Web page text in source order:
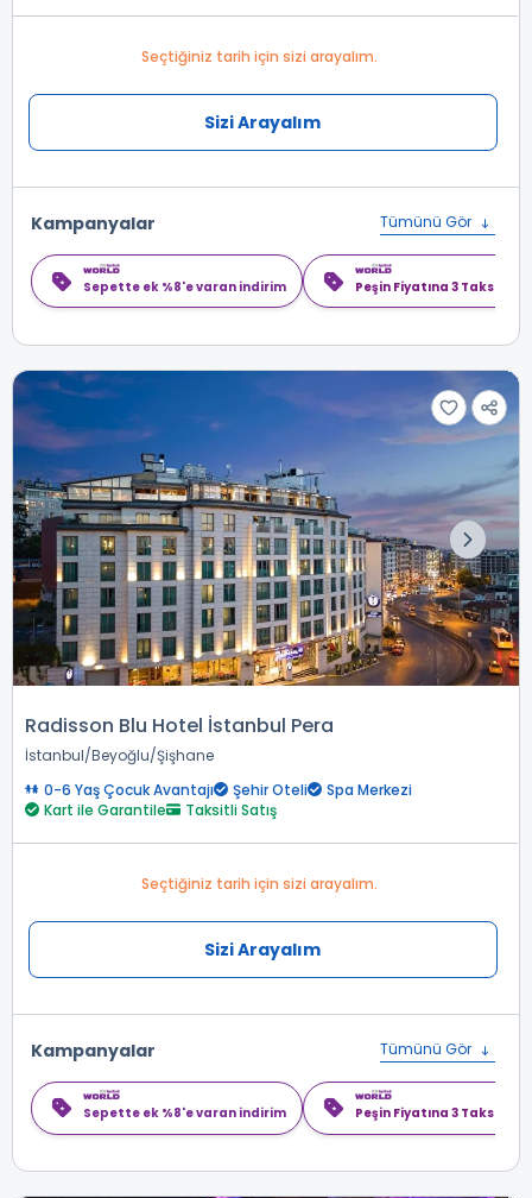
Seçtiğiniz tarih için sizi arayalım.
Sizi Arayalım
Kampanyalar Tümünü Gör
Sepette ek %8'e varan indirim Peşin Fiyatına 3 Taksit
Radisson Blu Hotel İstanbul Pera
İstanbul Beyoğlu Şişhane
0-6 Yaş Çocuk Avantajı
Şehir Oteli
Spa Merkezi
Kart ile Garantile
Taksitli Satış
Seçtiğiniz tarih için sizi arayalım.
Sizi Arayalım
Kampanyalar Tümünü Gör
Sepette ek %8'e varan indirim Peşin Fiyatına 3 Taksit